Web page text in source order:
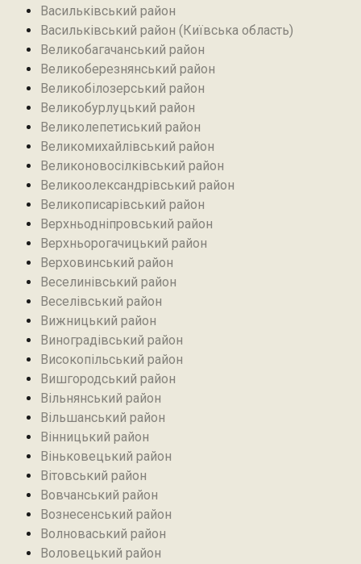
Васильківський район
Васильківський район (Київська область)
Великобагачанський район
Великоберезнянський район
Великобілозерський район‎
Великобурлуцький район
Великолепетиський район
Великомихайлівський район‎
Великоновосілківський район‎
Великоолександрівський район
Великописарівський район
Верхньодніпровський район
Верхньорогачицький район
Верховинський район
Веселинівський район‎
Веселівський район‎
Вижницький район
Виноградівський район
Високопільський район
Вишгородський район
Вільнянський район‎
Вільшанський район
Вінницький район
Віньковецький район
Вітовський район
Вовчанський район
Вознесенський район
Волноваський район
Воловецький район